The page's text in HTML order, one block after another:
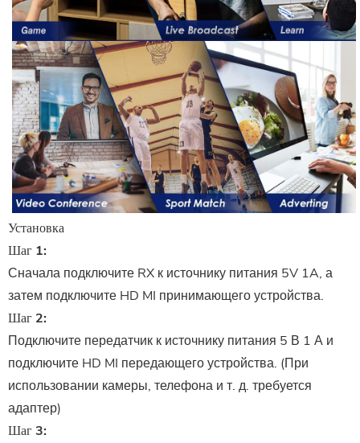
Установка
Шаг 1:
Сначала подключите RX к источнику питания 5V 1A, а
затем подключите HD MI принимающего устройства.
Шаг 2:
Подключите передатчик к источнику питания 5 В 1 А и
подключите HD MI передающего устройства. (При
использовании камеры, телефона и т. д. требуется
адаптер)
Шаг 3: